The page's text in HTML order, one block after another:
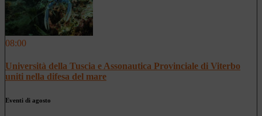
08:00
Università della Tuscia e Assonautica Provinciale di Viterbo
uniti nella difesa del mare
Eventi di agosto